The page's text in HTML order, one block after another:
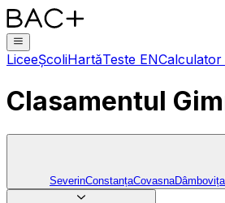
LiceeȘcoliHartăTeste EN
Clasamentul
SeverinConstanțaCovasnaDâmbovița